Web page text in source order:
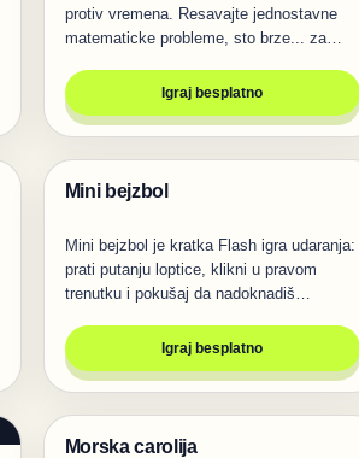
protiv vremena. Resavajte jednostavne
matematicke probleme, sto brze... za…
Igraj besplatno
Igre
Mini bejzbol
Mini bejzbol je kratka Flash igra udaranja:
prati putanju loptice, klikni u pravom
trenutku i pokušaj da nadoknadiš…
Igraj besplatno
Igre
Morska carolija